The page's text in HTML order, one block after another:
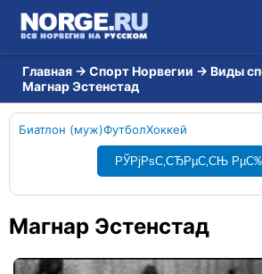
Главная → Спорт Норвегии → Виды
Магнар Эстенстад
Биатлон (муж)ФутболХоккей
РЎРјРѕС‚СЂРµС‚СЊ
Магнар Эстенстад